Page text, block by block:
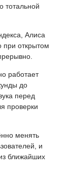
тотальной
Алиса
при открытом
работает
до
перед
проверки
менять
и
ближайших